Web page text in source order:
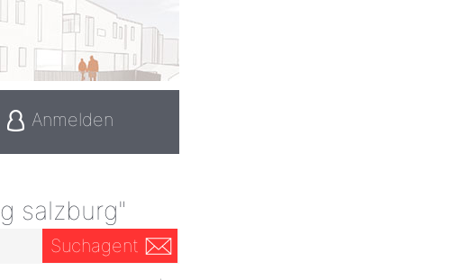
Anmelden
salzburg"
Suchagent